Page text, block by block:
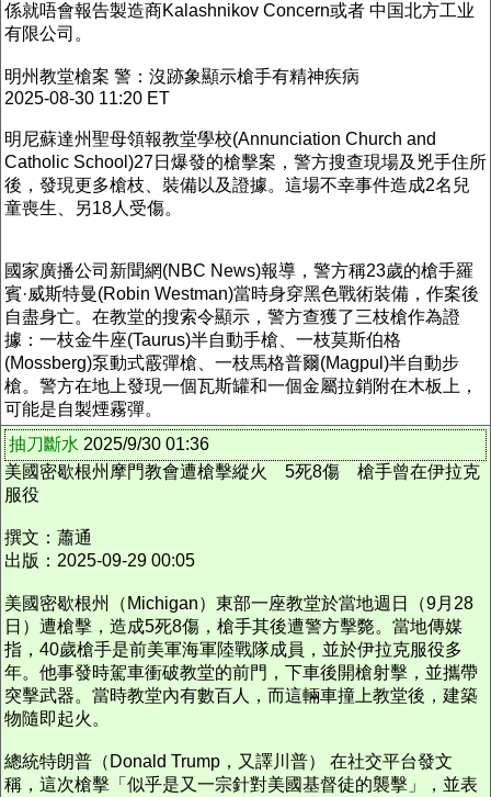
係就唔會報告製造商Kalashnikov Concern或者 中国北方工业
有限公司。
明州教堂槍案 警：沒跡象顯示槍手有精神疾病
2025-08-30 11:20 ET
明尼蘇達州聖母領報教堂學校(Annunciation Church and
Catholic School)27日爆發的槍擊案，警方搜查現場及兇手住所
後，發現更多槍枝、裝備以及證據。這場不幸事件造成2名兒
童喪生、另18人受傷。
國家廣播公司新聞網(NBC News)報導，警方稱23歲的槍手羅
賓·威斯特曼(Robin Westman)當時身穿黑色戰術裝備，作案後
自盡身亡。在教堂的搜索令顯示，警方查獲了三枝槍作為證
據：一枝金牛座(Taurus)半自動手槍、一枝莫斯伯格
(Mossberg)泵動式霰彈槍、一枝馬格普爾(Magpul)半自動步
槍。警方在地上發現一個瓦斯罐和一個金屬拉銷附在木板上，
可能是自製煙霧彈。
抽刀斷水 2025/9/30 01:36
美國密歇根州摩門教會遭槍擊縱火 5死8傷 槍手曾在伊拉克
服役
撰文：蕭通
出版：2025-09-29 00:05
美國密歇根州（Michigan）東部一座教堂於當地週日（9月28
日）遭槍擊，造成5死8傷，槍手其後遭警方擊斃。當地傳媒
指，40歲槍手是前美軍海軍陸戰隊成員，並於伊拉克服役多
年。他事發時駕車衝破教堂的前門，下車後開槍射擊，並攜帶
突擊武器。當時教堂內有數百人，而這輛車撞上教堂後，建築
物隨即起火。
總統特朗普（Donald Trump，又譯川普） 在社交平台發文
稱，這次槍擊「似乎是又一宗針對美國基督徒的襲擊」，並表